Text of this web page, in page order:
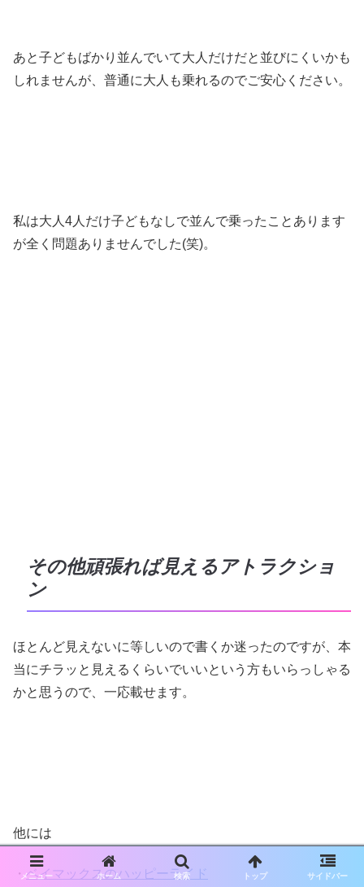
あと子どもばかり並んでいて大人だけだと並びにくいかも
しれませんが、普通に大人も乗れるのでご安心ください。
私は大人4人だけ子どもなしで並んで乗ったことあります
が全く問題ありませんでした(笑)。
その他頑張れば見えるアトラクショ
ン
ほとんど見えないに等しいので書くか迷ったのですが、本
当にチラッと見えるくらいでいいという方もいらっしゃる
かと思うので、一応載せます。
他には
・ベイマックスのハッピーライド
メニュー ホーム 検索 トップ サイドバー